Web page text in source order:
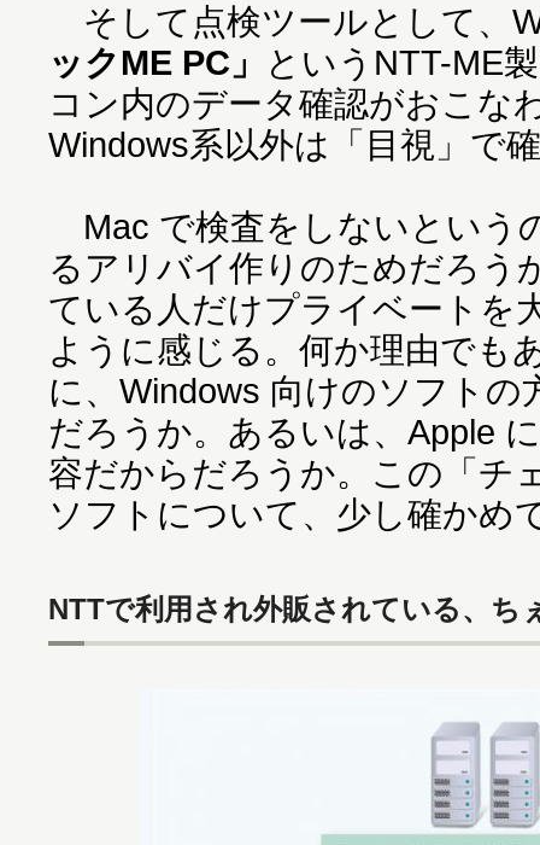
そして点検ツールとして、
ックME PC」
というNTT-ME
コン内のデータ確認がおこな
Windows系以外は「目視」で
Mac で検査をしないという
るアリバイ作りのためだろう
ている人だけプライベートを
ように感じる。何か理由でも
に、Windows 向けのソフトの
だろうか。あるいは、Apple
容だからだろうか。この「チ
ソフトについて、少し確かめ
NTTで利用され外販されている、ち